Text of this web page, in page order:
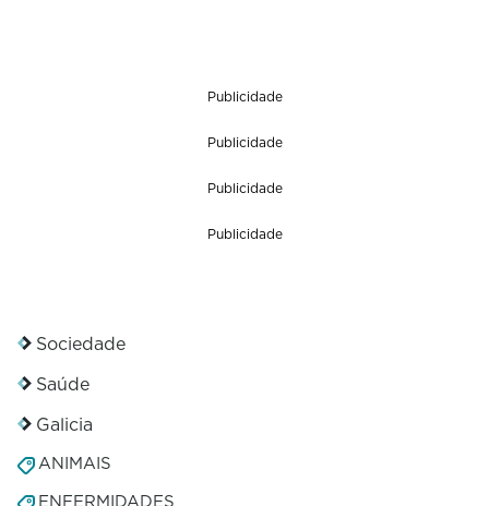
Publicidade
Publicidade
Publicidade
Publicidade
Sociedade
Saúde
Galicia
ANIMAIS
ENFERMIDADES